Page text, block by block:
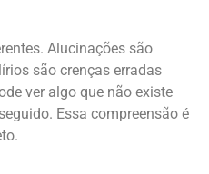
Alucinações são
são crenças erradas
ver algo que não existe
Essa compreensão é